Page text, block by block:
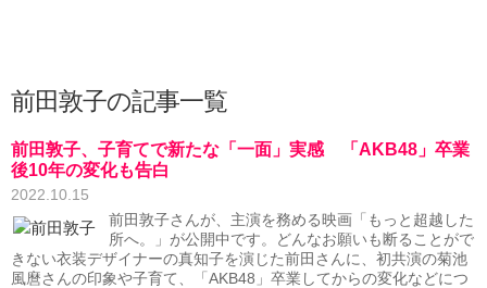
前田敦子の記事一覧
前田敦子、子育てで新たな「一面」実感 「AKB48」卒業
後10年の変化も告白
2022.10.15
前田敦子さんが、主演を務める映画「もっと超越した
所へ。」が公開中です。どんなお願いも断ることがで
きない衣装デザイナーの真知子を演じた前田さんに、初共演の菊池
風麿さんの印象や子育て、「AKB48」卒業してからの変化などにつ